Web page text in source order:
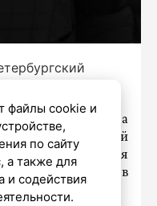
дома на
20-летний
и водителя
этом сообщили в
файлы cookie и
по сайту
а также для
и содействия